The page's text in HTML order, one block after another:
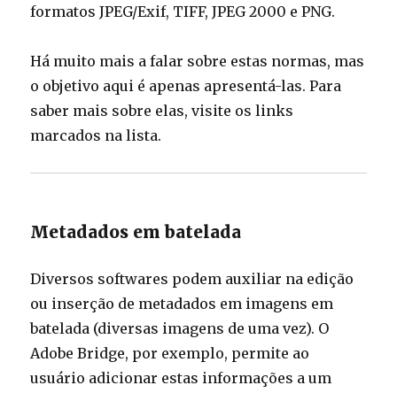
formatos JPEG/Exif, TIFF, JPEG 2000 e PNG.
Há muito mais a falar sobre estas normas, mas
o objetivo aqui é apenas apresentá-las. Para
saber mais sobre elas, visite os links
marcados na lista.
Metadados em batelada
Diversos softwares podem auxiliar na edição
ou inserção de metadados em imagens em
batelada (diversas imagens de uma vez). O
Adobe Bridge, por exemplo, permite ao
usuário adicionar estas informações a um